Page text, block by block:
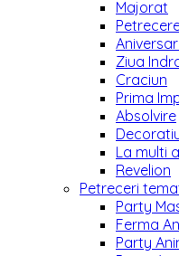
Majorat
Aniversari
Ziua
Craciun
Prima
Absolvire
La multi
Revelion
Petreceri
Party
Ferma
Party